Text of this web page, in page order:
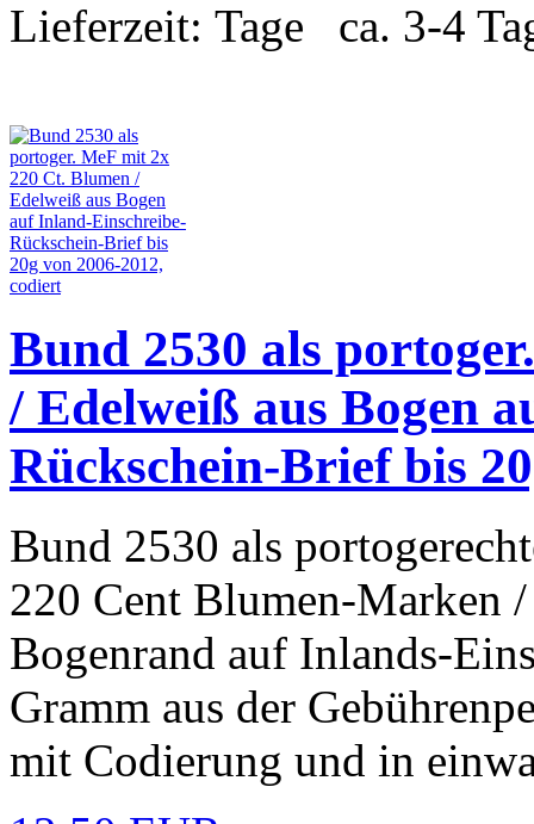
Lieferzeit: ca. 3-4
Bund 2530 als
/ Edelweiß aus Bogen
Rückschein-Brief bis
Bund 2530 als
220 Cent Blumen-Marken
Bogenrand auf Inlands-
Gramm aus der
mit Codierung und in